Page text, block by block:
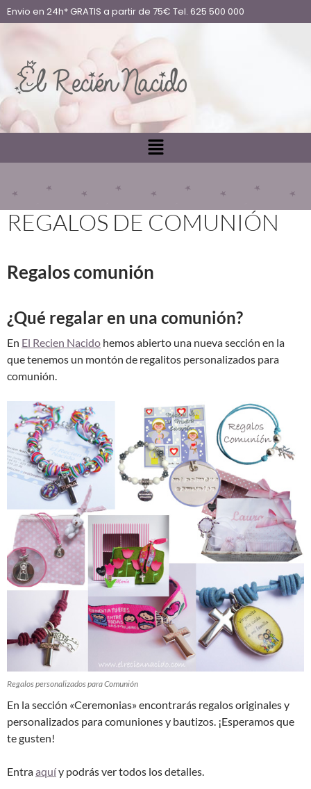
Envio en 24h* GRATIS a partir de 75€ Tel. 625 500 000
REGALOS DE COMUNIÓN
Regalos comunión
¿Qué regalar en una comunión?
En El Recien Nacido hemos abierto una nueva sección en la
que tenemos un montón de regalitos personalizados para
comunión.
Regalos personalizados para Comunión
En la sección «Ceremonias» encontrarás regalos originales y
personalizados para comuniones y bautizos. ¡Esperamos que
te gusten!
Entraaquíy podrás ver todos los detalles.